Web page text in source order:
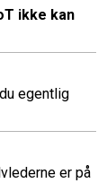
ikke kan
egentlig
er på